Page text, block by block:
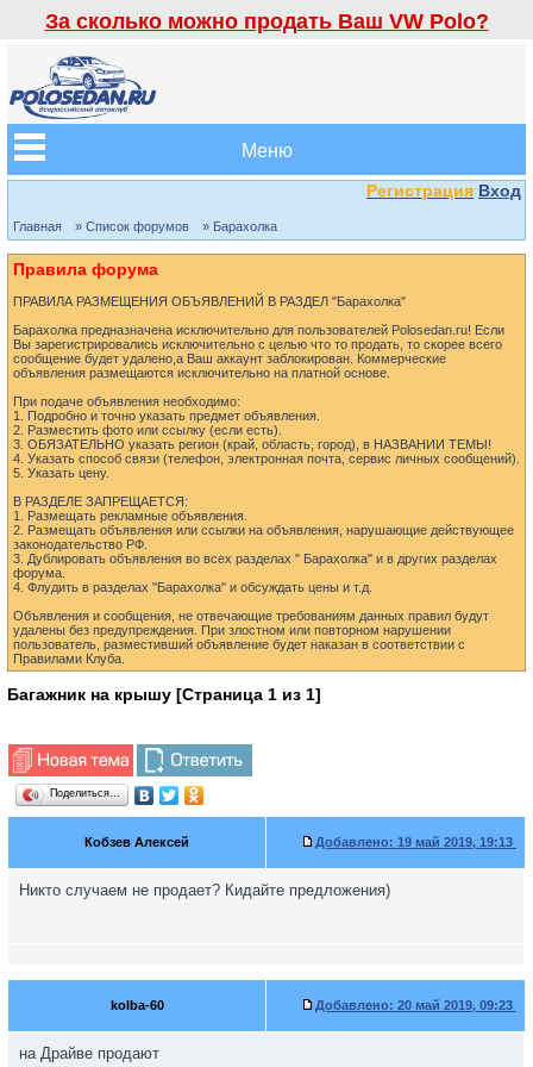
За сколько можно продать Ваш VW Polo?
Меню
Регистрация Вход
Главная » Список форумов » Барахолка
Правила форума
ПРАВИЛА РАЗМЕЩЕНИЯ ОБЪЯВЛЕНИЙ В РАЗДЕЛ "Барахолка"
Барахолка предназначена исключительно для пользователей Polosedan.ru! Если
Вы зарегистрировались исключительно с целью что то продать, то скорее всего
сообщение будет удалено,а Ваш аккаунт заблокирован. Коммерческие
объявления размещаются исключительно на платной основе.
При подаче объявления необходимо:
1. Подробно и точно указать предмет объявления.
2. Разместить фото или ссылку (если есть).
3. ОБЯЗАТЕЛЬНО указать регион (край, область, город), в НАЗВАНИИ ТЕМЫ!
4. Указать способ связи (телефон, электронная почта, сервис личных сообщений).
5. Указать цену.
В РАЗДЕЛЕ ЗАПРЕЩАЕТСЯ:
1. Размещать рекламные объявления.
2. Размещать объявления или ссылки на объявления, нарушающие действующее
законодательство РФ.
3. Дублировать объявления во всех разделах " Барахолка" и в других разделах
форума.
4. Флудить в разделах "Барахолка" и обсуждать цены и т.д.
Объявления и сообщения, не отвечающие требованиям данных правил будут
удалены без предупреждения. При злостном или повторном нарушении
пользователь, разместивший объявление будет наказан в соответствии с
Правилами Клуба.
Багажник на крышу [Страница 1 из 1]
Поделиться…
Кобзев Алексей Добавлено: 19 май 2019, 19:13
Никто случаем не продает? Кидайте предложения)
kolba-60 Добавлено: 20 май 2019, 09:23
на Драйве продают